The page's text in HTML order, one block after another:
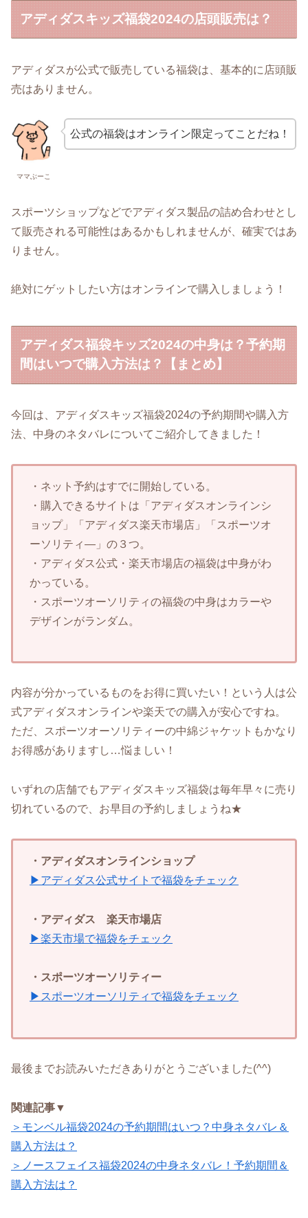
アディダスキッズ福袋2024の店頭販売は？
アディダスが公式で販売している福袋は、基本的に店頭販
売はありません。
ママぶーこ
公式の福袋はオンライン限定ってことだね！
スポーツショップなどでアディダス製品の詰め合わせとし
て販売される可能性はあるかもしれませんが、確実ではあ
りません。
絶対にゲットしたい方はオンラインで購入しましょう！
アディダス福袋キッズ2024の中身は？予約期
間はいつで購入方法は？【まとめ】
今回は、アディダスキッズ福袋2024の予約期間や購入方
法、中身のネタバレについてご紹介してきました！
・ネット予約はすでに開始している。
・購入できるサイトは「アディダスオンラインシ
ョップ」「アディダス楽天市場店」「スポーツオ
ーソリティ―」の３つ。
・アディダス公式・楽天市場店の福袋は中身がわ
かっている。
・スポーツオーソリティの福袋の中身はカラーや
デザインがランダム。
内容が分かっているものをお得に買いたい！という人は公
式アディダスオンラインや楽天での購入が安心ですね。
ただ、スポーツオーソリティーの中綿ジャケットもかなり
お得感がありますし…悩ましい！
いずれの店舗でもアディダスキッズ福袋は毎年早々に売り
切れているので、お早目の予約しましょうね★
・アディダスオンラインショップ
▶アディダス公式サイトで福袋をチェック
・アディダス 楽天市場店
▶楽天市場で福袋をチェック
・スポーツオーソリティー
▶スポーツオーソリティで福袋をチェック
最後までお読みいただきありがとうございました(^^)
関連記事▼
＞モンベル福袋2024の予約期間はいつ？中身ネタバレ＆
購入方法は？
＞ノースフェイス福袋2024の中身ネタバレ！予約期間＆
購入方法は？